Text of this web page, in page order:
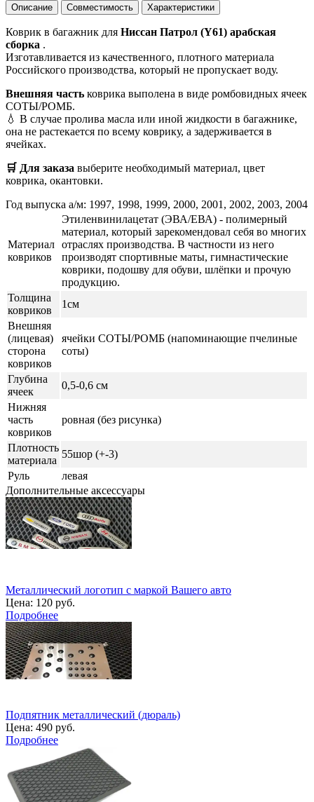
Описание Совместимость Характеристики
Коврик в багажник для Ниссан Патрол (Y61) арабская
сборка .
Изготавливается из качественного, плотного материала
Российского производства, который не пропускает воду.
Внешняя часть коврика выполена в виде ромбовидных ячеек
СОТЫ/РОМБ.
💧 В случае пролива масла или иной жидкости в багажнике,
она не растекается по всему коврику, а задерживается в
ячейках.
🛒 Для заказа выберите необходимый материал, цвет
коврика, окантовки.
Год выпуска а/м: 1997, 1998, 1999, 2000, 2001, 2002, 2003, 2004
Материал
ковриков
Этиленвинилацетат (ЭВА/ЕВА) - полимерный
материал, который зарекомендовал себя во многих
отраслях производства. В частности из него
производят спортивные маты, гимнастические
коврики, подошву для обуви, шлёпки и прочую
продукцию.
Толщина
ковриков
1см
Внешняя
(лицевая)
сторона
ковриков
ячейки СОТЫ/РОМБ (напоминающие пчелиные
соты)
Глубина
ячеек
0,5-0,6 см
Нижняя
часть
ковриков
ровная (без рисунка)
Плотность
материала
55шор (+-3)
Руль
левая
Дополнительные аксессуары
Металлический логотип с маркой Вашего авто
Цена: 120 руб.
Подробнее
Подпятник металлический (дюраль)
Цена: 490 руб.
Подробнее